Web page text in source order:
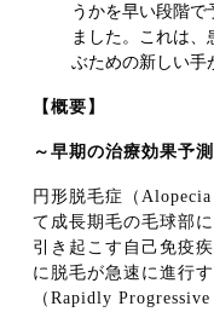
うかを早い段階で
ました。これは
ぶための新しい手
【概要】
～早期の治療効果予
円形脱毛症（
て成長期毛の毛球部
引き起こす自己免疫
に脱毛が急速に進行
（Rapidly